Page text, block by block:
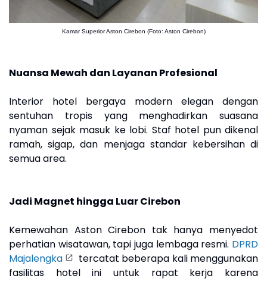
Kamar Superior Aston Cirebon (Foto: Aston Cirebon)
Nuansa Mewah dan Layanan Profesional
Interior hotel bergaya modern elegan dengan
sentuhan tropis yang menghadirkan suasana
nyaman sejak masuk ke lobi. Staf hotel pun dikenal
ramah, sigap, dan menjaga standar kebersihan di
semua area.
Jadi Magnet hingga Luar Cirebon
Kemewahan Aston Cirebon tak hanya menyedot
perhatian wisatawan, tapi juga lembaga resmi. DPRD
Majalengka
tercatat beberapa kali menggunakan
fasilitas hotel ini untuk rapat kerja karena